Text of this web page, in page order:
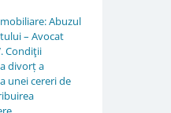
Abuzul
– Avocat
Condiţii
divorț a
unei cereri de